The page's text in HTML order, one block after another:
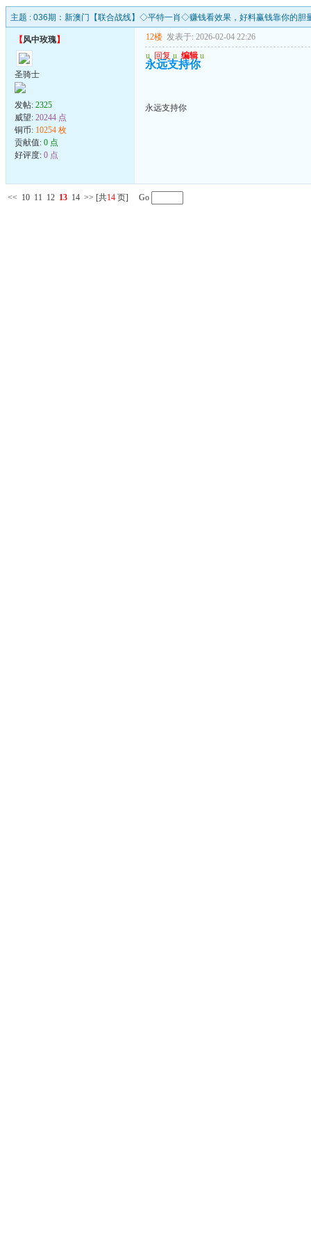
主题 : 036期：新澳门【联合战线】◇平特一肖◇赚钱看效果，好料赢钱靠你的胆
【风中玫瑰】
圣骑士
发帖: 2325
威望: 20244 点
铜币: 10254 枚
贡献值: 0 点
好评度: 0 点
12楼 发表于: 2026-02-04 22:26
u 回复 u 编辑 u
永远支持你
永远支持你
<< 10 11 12 13 14 >> [共14 页] Go